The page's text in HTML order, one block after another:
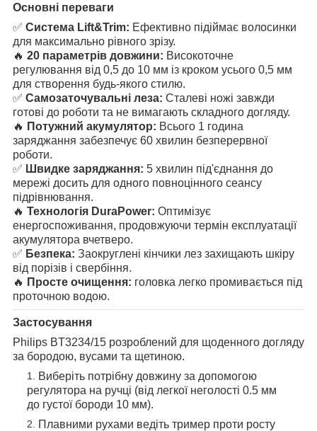
Основні переваги
✅ Система Lift&Trim: Ефективно підіймає волосинки
для максимально рівного зрізу.
🔥 20 параметрів довжини: Високоточне
регулювання від 0,5 до 10 мм із кроком усього 0,5 мм
для створення будь-якого стилю.
✅ Самозаточувальні леза: Сталеві ножі завжди
готові до роботи та не вимагають складного догляду.
🔥 Потужний акумулятор: Всього 1 година
заряджання забезпечує 60 хвилин безперервної
роботи.
✅ Швидке заряджання: 5 хвилин під'єднання до
мережі досить для одного повноцінного сеансу
підрівнювання.
🔥 Технологія DuraPower: Оптимізує
енергоспоживання, продовжуючи термін експлуатації
акумулятора вчетверо.
✅ Безпека: Заокруглені кінчики лез захищають шкіру
від порізів і свербіння.
🔥 Просте очищення: головка легко промивається під
проточною водою.
Застосування
Philips BT3234/15 розроблений для щоденного догляду
за бородою, вусами та щетиною.
Виберіть потрібну довжину за допомогою
регулятора на ручці (від легкої неголості 0.5 мм
до густої бороди 10 мм).
Плавними рухами ведіть тример проти росту